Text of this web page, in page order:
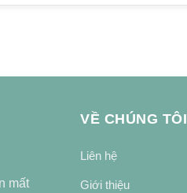
mất
VỀ CHÚNG TÔI
Liên hệ
Giới thiệu